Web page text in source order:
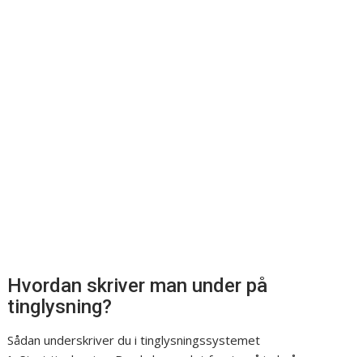
Hvordan skriver man under på
tinglysning?
Sådan underskriver du i tinglysningssystemet